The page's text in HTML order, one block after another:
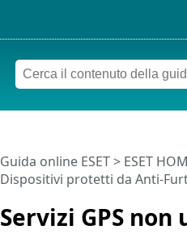
Servizi GPS
Guida online ESET> ESET
Dispositivi protetti da Anti-